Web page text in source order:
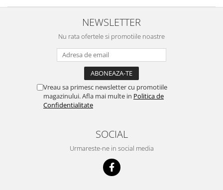
NEWSLETTER
Nu rata ofertele si promotiile noastre
Vreau sa primesc newsletter cu promotiile
magazinului. Afla mai multe in Politica de
Confidentialitate
SOCIAL
Urmareste-ne in social media